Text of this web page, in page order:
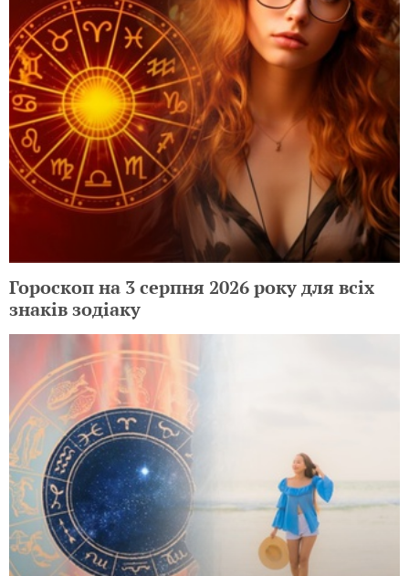
Гороскоп на 3 серпня 2026 року для всіх
знаків зодіаку